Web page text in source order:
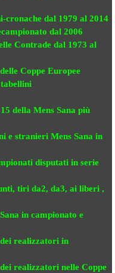
cronache dal 1979 al 2014
dal 2006
Contrade dal 1973 al
Coppe Europee
della Mens Sana più
e stranieri Mens Sana in
disputati in serie
tiri da2, da3, ai liberi ,
in campionato e
dei realizzatori in
realizzatori nelle Coppe